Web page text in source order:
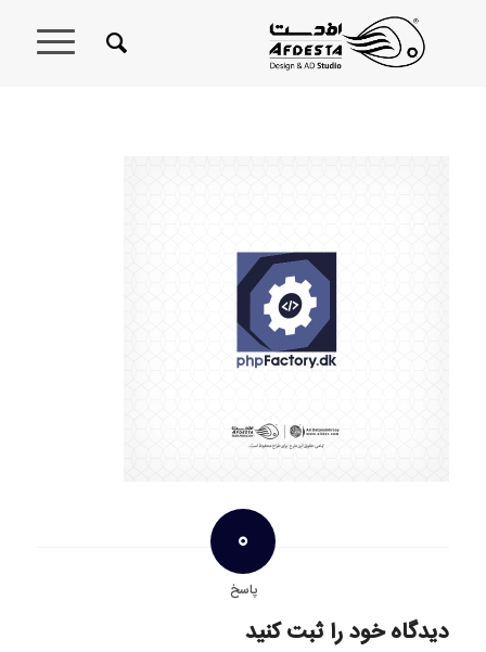
0
پاسخ
دیدگاه خود را ثبت کنید